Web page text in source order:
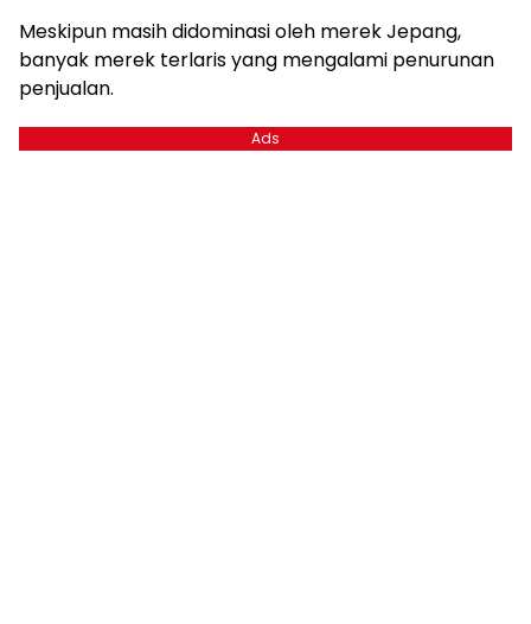
Meskipun masih didominasi oleh merek Jepang,
banyak merek terlaris yang mengalami penurunan
penjualan.
Ads